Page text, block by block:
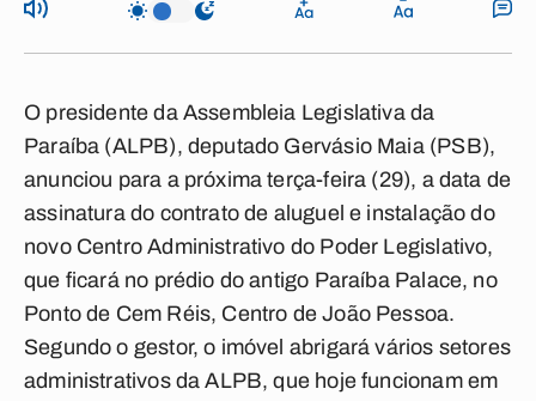
O presidente da Assembleia Legislativa da
Paraíba (ALPB), deputado Gervásio Maia (PSB),
anunciou para a próxima terça-feira (29), a data de
assinatura do contrato de aluguel e instalação do
novo Centro Administrativo do Poder Legislativo,
que ficará no prédio do antigo Paraíba Palace, no
Ponto de Cem Réis, Centro de João Pessoa.
Segundo o gestor, o imóvel abrigará vários setores
administrativos da ALPB, que hoje funcionam em